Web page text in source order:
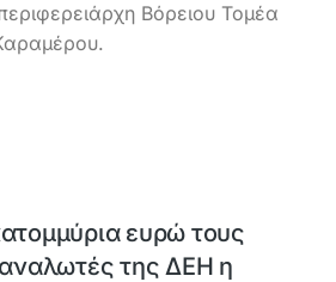
Βόρειου Τομέα
ευρώ τους
της ΔΕΗ η